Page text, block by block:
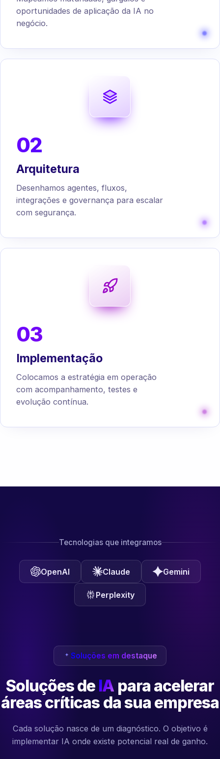
oportunidades de aplicação da IA no
negócio.
02
Arquitetura
Desenhamos agentes, fluxos,
integrações e governança para escalar
com segurança.
03
Implementação
Colocamos a estratégia em operação
com acompanhamento, testes e
evolução contínua.
Tecnologias que integramos
OpenAI Claude Gemini
Perplexity
Soluções em destaque
Soluções de IA para acelerar
áreas críticas da sua empresa
Cada solução nasce de um diagnóstico. O objetivo é
implementar IA onde existe potencial real de ganho.